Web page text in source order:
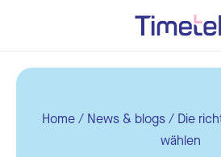
Home/ News & blogs/ Die
wählen